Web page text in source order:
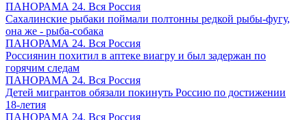
ПАНОРАМА 24. Вся Россия
Сахалинские рыбаки поймали полтонны редкой рыбы-фугу,
она же - рыба-собака
ПАНОРАМА 24. Вся Россия
Россиянин похитил в аптеке виагру и был задержан по
горячим следам
ПАНОРАМА 24. Вся Россия
Детей мигрантов обязали покинуть Россию по достижении
18-летия
ПАНОРАМА 24. Вся Россия